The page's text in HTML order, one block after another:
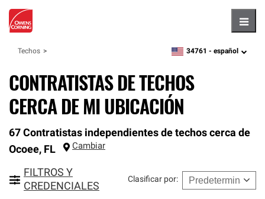
Techos zipcode, language
34761 - español
CONTRATISTAS DE TECHOS
CERCA DE MI UBICACIÓN
67 Contratistas independientes de techos cerca de
Ocoee, FL Cambiar
FILTROS Y
CREDENCIALES
Clasificar por: